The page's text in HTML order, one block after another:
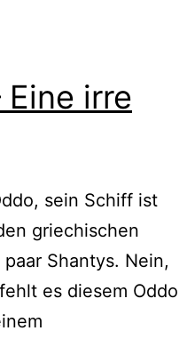
Eine irre
sein Schiff ist
griechischen
Shantys. Nein,
es diesem Oddo